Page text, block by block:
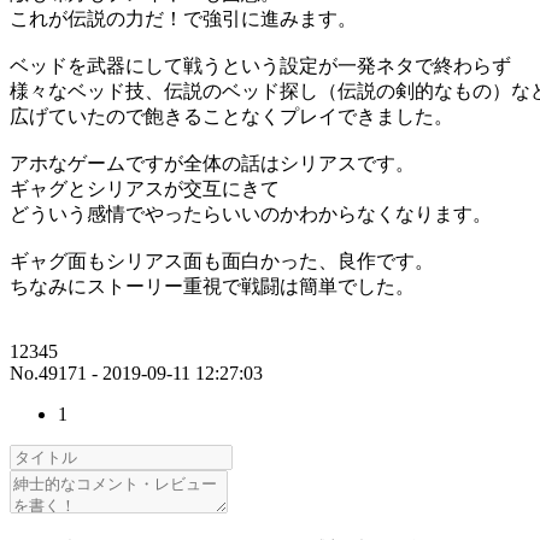
これが伝説の力だ！で強引に進みます。
ベッドを武器にして戦うという設定が一発ネタで終わらず
様々なベッド技、伝説のベッド探し（伝説の剣的なもの）な
広げていたので飽きることなくプレイできました。
アホなゲームですが全体の話はシリアスです。
ギャグとシリアスが交互にきて
どういう感情でやったらいいのかわからなくなります。
ギャグ面もシリアス面も面白かった、良作です。
ちなみにストーリー重視で戦闘は簡単でした。
12345
No.49171 - 2019-09-11 12:27:03
1